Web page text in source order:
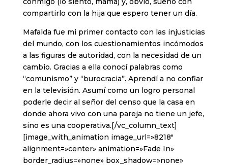
compartirlo con la hija que espero tener un día.
Mafalda fue mi primer contacto con las injusticias
del mundo, con los cuestionamientos incómodos
a las figuras de autoridad, con la necesidad de un
cambio. Gracias a ella conocí palabras como
“comunismo” y “burocracia”. Aprendí a no confiar
en la televisión. Asumí como un logro personal
poderle decir al señor del censo que la casa en
donde ahora vivo con una pareja no tiene un jefe,
sino es una cooperativa.[/vc_column_text]
[image_with_animation image_url=»8218″
alignment=»center» animation=»Fade In»
border_radius=»none» box_shadow=»none»